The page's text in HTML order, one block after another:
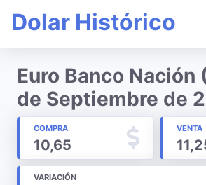
Dolar Histórico
Euro Banco Nación
de Septiembre de
COMPRA
10,65
VENTA
VARIACIÓN